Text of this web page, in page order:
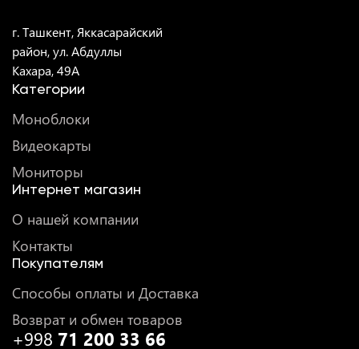
г. Ташкент, Яккасарайский
район, ул. Абдуллы
Кахара, 49A
Категории
Моноблоки
Видеокарты
Мониторы
Интернет магазин
О нашей компании
Контакты
Покупателям
Способы оплаты и Доставка
Возврат и обмен товаров
+998 71 200 33 66